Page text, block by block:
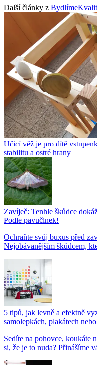
Další články z
Učicí věž je pro dítě
stabilitu a ostré hrany
Zavíječ: Tenhle škůdce
Podle pavučinek!
Ochraňte svůj buxus před
Nejobávanějším škůdcem,
5 tipů, jak levně a efektně
samolepkách, plakátech
Sedíte na pohovce, koukáte
si, že je to nuda? Přinášíme